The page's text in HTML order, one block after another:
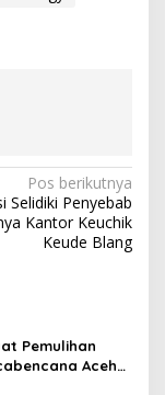
Pos berikutnya
Selidiki Penyebab
Kantor Keuchik
Keude Blang
Pemulihan
Aceh